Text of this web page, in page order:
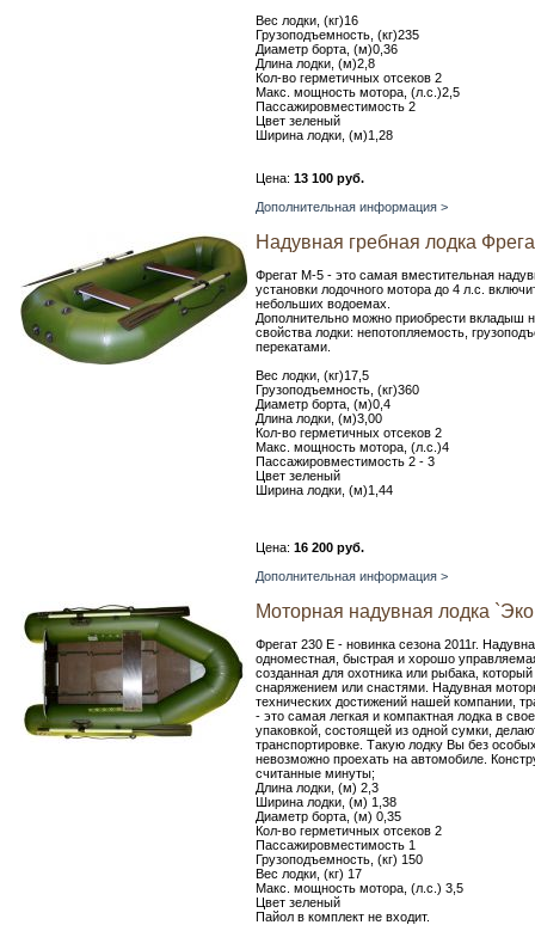
Вес лодки, (кг)16
Грузоподъемность, (кг)235
Диаметр борта, (м)0,36
Длина лодки, (м)2,8
Кол-во герметичных отсеков 2
Макс. мощность мотора, (л.с.)2,5
Пассажировместимость 2
Цвет зеленый
Ширина лодки, (м)1,28
Цена: 13 100 руб.
Дополнительная информация >
Надувная гребная лодка
Фрегат М-5 - это самая вместительная
установки лодочного мотора до 4 л.с.
небольших водоемах.
Дополнительно можно приобрести вкладыш
свойства лодки: непотопляемость,
перекатами.
Вес лодки, (кг)17,5
Грузоподъемность, (кг)360
Диаметр борта, (м)0,4
Длина лодки, (м)3,00
Кол-во герметичных отсеков 2
Макс. мощность мотора, (л.с.)4
Пассажировместимость 2 - 3
Цвет зеленый
Ширина лодки, (м)1,44
Цена: 16 200 руб.
Дополнительная информация >
Моторная надувная лодка
Фрегат 230 Е - новинка сезона 2011г.
одноместная, быстрая и хорошо
созданная для охотника или рыбака,
снаряжением или снастями. Надувная
технических достижений нашей компании,
- это самая легкая и компактная лодка в
упаковкой, состоящей из одной сумки,
транспортировке. Такую лодку Вы без
невозможно проехать на автомобиле.
считанные минуты;
Длина лодки, (м) 2,3
Ширина лодки, (м) 1,38
Диаметр борта, (м) 0,35
Кол-во герметичных отсеков 2
Пассажировместимость 1
Грузоподъемность, (кг) 150
Вес лодки, (кг) 17
Макс. мощность мотора, (л.с.) 3,5
Цвет зеленый
Пайол в комплект не входит.